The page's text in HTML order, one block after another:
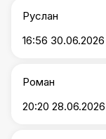
Руслан
16:56 30.06.2026
Роман
20:20 28.06.2026